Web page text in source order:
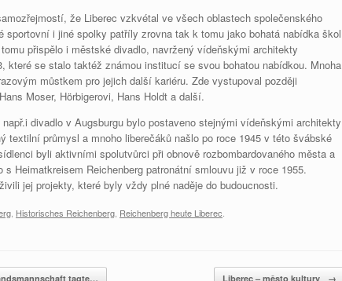
že Liberec vzkvétal ve všech oblastech společenského
i jiné spolky patříly zrovna tak k tomu jako bohatá nabídka škol
přispělo i městské divadlo, navržený vídeňskými architekty
které se stalo taktéž známou institucí se svou bohatou nabídkou. Mnoha
můstkem pro jejich další kariéru. Zde vystupoval později
Moser, Hörbigerovi, Hans Holdt a další.
divadlo v Augsburgu bylo postaveno stejnými vídeňskými architekty
textilní průmysl a mnoho liberečáků našlo po roce 1945 v této švábské
byli aktivními spolutvůrci při obnově rozbombardovaného města a
Heimatkreisem Reichenberg patronátní smlouvu již v roce 1955.
jej projekty, které byly vždy plné naděje do budoucnosti.
Historisches Reichenberg Reichenberg heute Liberec
tagte… Liberec – město kultury →